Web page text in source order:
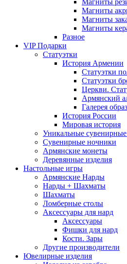
Магниты
Магниты
Магниты
Магниты
Разное
VIP Подарки
Статуэтки
История Армении
Статуэтки
Статуэтки
Церкви.
Армянский
Галерея
История России
Мировая история
Уникальные
Сувенирные ночники
Армянские монеты
Деревянные изделия
Настольные игры
Армянские Нарды
Нарды + Шахматы
Шахматы
Ломберные столы
Аксессуары для нард
Аксессуары
Фишки для нард
Кости. Зары
Другие производители
Ювелирные изделия